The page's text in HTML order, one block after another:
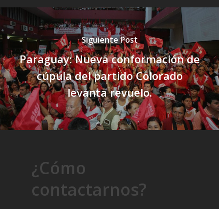
Siguiente Post
Paraguay: Nueva conformación de
cúpula del partido Colorado
levanta revuelo.
¿Cómo
contactarnos?